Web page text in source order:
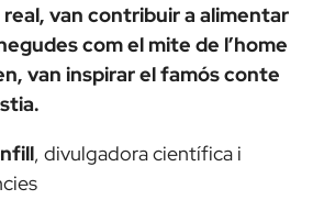
real, van contribuir a alimentar
com el mite de l’home
van inspirar el famós conte
.
, divulgadora científica i